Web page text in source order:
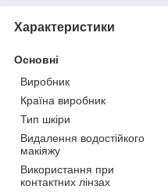
Характеристики
Основні
Виробник
Країна виробник
Тип шкіри
Видалення водостійкого
макіяжу
Використання при
контактних лінзах